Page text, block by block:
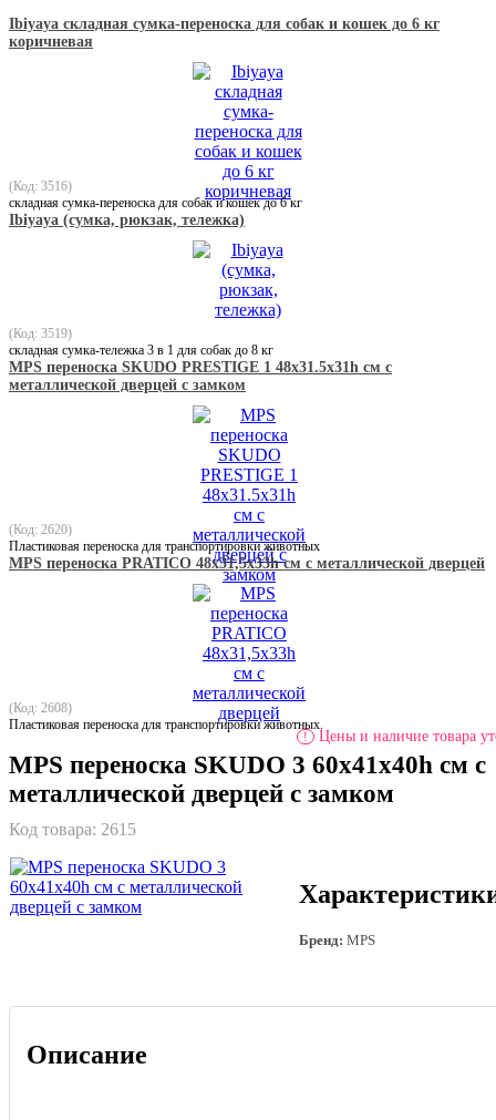
Ibiyaya складная сумка-переноска для собак и кошек до 6 кг
коричневая
(Код: 3516)
складная сумка-переноска для собак и кошек до 6 кг
Ibiyaya (сумка, рюкзак, тележка)
(Код: 3519)
складная сумка-тележка 3 в 1 для собак до 8 кг
MPS переноска SKUDO PRESTIGE 1 48х31.5х31h см с
металлической дверцей с замком
(Код: 2620)
Пластиковая переноска для транспортировки животных
MPS переноска PRATICO 48х31,5х33h см с металлической дверцей
(Код: 2608)
Пластиковая переноска для транспортировки животных.
! Цены и наличие товара
MPS переноска SKUDO 3 60х41х40h см с
металлической дверцей с замком
Код товара: 2615
Бренд: MPS
Описание